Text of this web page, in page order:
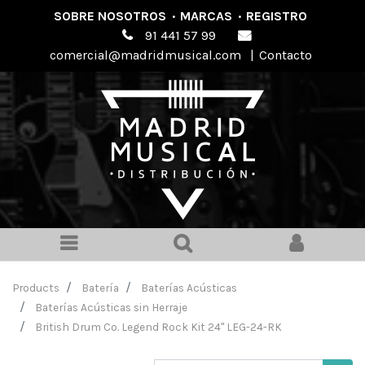
SOBRE NOSOTROS · MARCAS · REGISTRO
91 441 57 99
comercial@madridmusical.com
| Contacto
Products Batería
Baterías Acústicas
Baterías Acústicas sin Herraje
British Drum Co. Legend Rock Kit 24" LEG-24-RK